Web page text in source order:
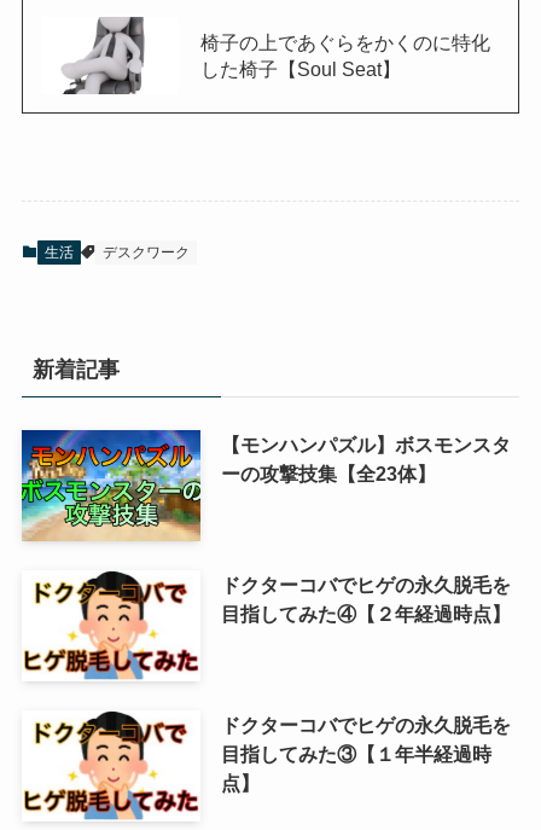
椅子の上であぐらをかくのに特化
した椅子【Soul Seat】
生活 デスクワーク
新着記事
【モンハンパズル】ボスモンスタ
ーの攻撃技集【全23体】
ドクターコバでヒゲの永久脱毛を
目指してみた④【２年経過時点】
ドクターコバでヒゲの永久脱毛を
目指してみた③【１年半経過時
点】